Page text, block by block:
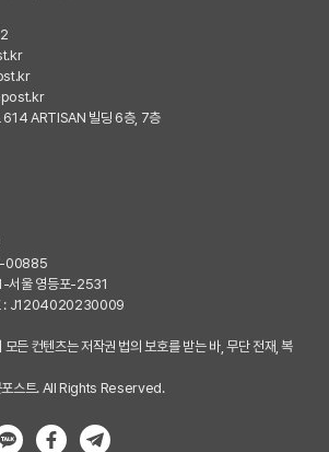
614 ARTISAN 빌딩 6층, 7층
00885
서울 영등포-2531
: J1204020230009
든 컨텐츠는 저작권 법의 보호를 받는 바, 무단 전재, 복
스트. All Rights Reserved.